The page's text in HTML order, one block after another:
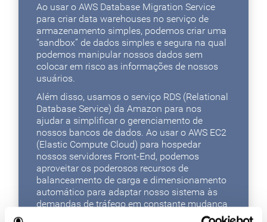
Ao usar o AWS Database Migration Service
para criar data warehouses no serviço de
armazenamento simples, podemos criar uma
“sandbox” de dados simples e segura na qual
podemos manipular nossos dados sem
colocar em risco as informações de nossos
usuários.
Além disso, usamos o serviço RDS (Relational
Database Service) da Amazon para nos
ajudar a simplificar o gerenciamento de
nossos bancos de dados. Ao usar o AWS EC2
(Elastic Compute Cloud) para hospedar
nossos servidores Front-End, podemos
aproveitar os poderosos recursos de
balanceamento de carga e dimensionamento
automático para adaptar nosso sistema às
demandas de tráfego em constante mudança
ao longo do dia, o que significa que podemos